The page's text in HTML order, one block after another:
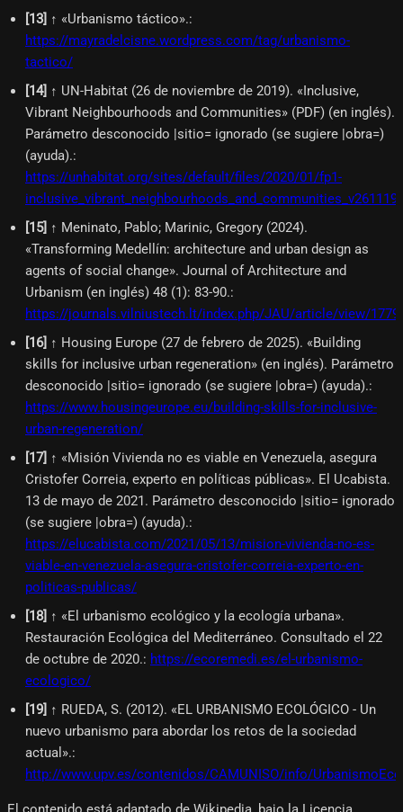
[13] ↑ «Urbanismo táctico».:
https://mayradelcisne.wordpress.com/tag/urbanismo-
tactico/
[14] ↑ UN-Habitat (26 de noviembre de 2019). «Inclusive,
Vibrant Neighbourhoods and Communities» (PDF) (en inglés).
Parámetro desconocido |sitio= ignorado (se sugiere |obra=)
(ayuda).:
https://unhabitat.org/sites/default/files/2020/01/fp1-
[15] ↑ Meninato, Pablo; Marinic, Gregory (2024).
«Transforming Medellín: architecture and urban design as
agents of social change». Journal of Architecture and
Urbanism (en inglés) 48 (1): 83-90.:
https://journals.vilniustech.lt/index.php/JAU/article/view/
[16] ↑ Housing Europe (27 de febrero de 2025). «Building
skills for inclusive urban regeneration» (en inglés). Parámetro
desconocido |sitio= ignorado (se sugiere |obra=) (ayuda).:
https://www.housingeurope.eu/building-skills-for-inclusive-
urban-regeneration/
[17] ↑ «Misión Vivienda no es viable en Venezuela, asegura
Cristofer Correia, experto en políticas públicas». El Ucabista.
13 de mayo de 2021. Parámetro desconocido |sitio= ignorado
(se sugiere |obra=) (ayuda).:
https://elucabista.com/2021/05/13/mision-vivienda-no-es-
viable-en-venezuela-asegura-cristofer-correia-experto-en-
politicas-publicas/
[18] ↑ «El urbanismo ecológico y la ecología urbana».
Restauración Ecológica del Mediterráneo. Consultado el 22
de octubre de 2020.: https://ecoremedi.es/el-urbanismo-
ecologico/
[19] ↑ RUEDA, S. (2012). «EL URBANISMO ECOLÓGICO - Un
nuevo urbanismo para abordar los retos de la sociedad
actual».:
http://www.upv.es/contenidos/CAMUNISO/info/